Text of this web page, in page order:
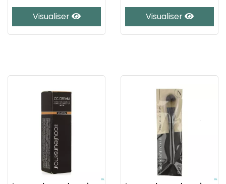
Visualiser Visualiser